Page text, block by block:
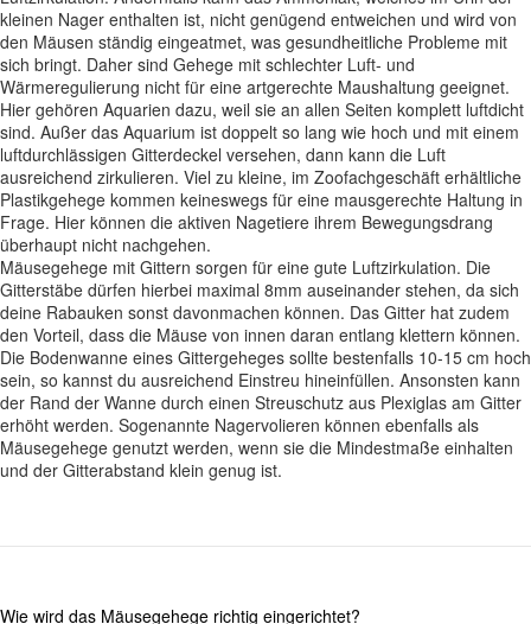
kleinen Nager enthalten ist, nicht genügend entweichen und wird von
den Mäusen ständig eingeatmet, was gesundheitliche Probleme mit
sich bringt. Daher sind Gehege mit schlechter Luft- und
Wärmeregulierung nicht für eine artgerechte Maushaltung geeignet.
Hier gehören Aquarien dazu, weil sie an allen Seiten komplett luftdicht
sind. Außer das Aquarium ist doppelt so lang wie hoch und mit einem
luftdurchlässigen Gitterdeckel versehen, dann kann die Luft
ausreichend zirkulieren. Viel zu kleine, im Zoofachgeschäft erhältliche
Plastikgehege kommen keineswegs für eine mausgerechte Haltung in
Frage. Hier können die aktiven Nagetiere ihrem Bewegungsdrang
überhaupt nicht nachgehen.
Mäusegehege mit Gittern sorgen für eine gute Luftzirkulation. Die
Gitterstäbe dürfen hierbei maximal 8mm auseinander stehen, da sich
deine Rabauken sonst davonmachen können. Das Gitter hat zudem
den Vorteil, dass die Mäuse von innen daran entlang klettern können.
Die Bodenwanne eines Gittergeheges sollte bestenfalls 10-15 cm hoch
sein, so kannst du ausreichend Einstreu hineinfüllen. Ansonsten kann
der Rand der Wanne durch einen Streuschutz aus Plexiglas am Gitter
erhöht werden. Sogenannte Nagervolieren können ebenfalls als
Mäusegehege genutzt werden, wenn sie die Mindestmaße einhalten
und der Gitterabstand klein genug ist.
Wie wird das Mäusegehege richtig eingerichtet?